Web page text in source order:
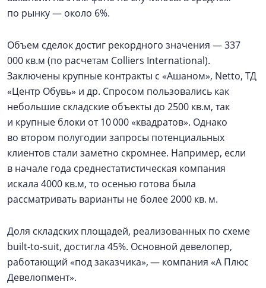
по рынку — около 6%.
Объем сделок достиг рекордного значения — 337
000 кв.м (по расчетам Colliers International).
Заключены крупные контракты с «Ашаном», Netto, ТД
«Центр Обувь» и др. Спросом пользовались как
небольшие складские объекты до 2500 кв.м, так
и крупные блоки от 10 000 «квадратов». Однако
во втором полугодии запросы потенциальных
клиентов стали заметно скромнее. Например, если
в начале года среднестатистическая компания
искала 4000 кв.м, то осенью готова была
рассматривать варианты не более 2000 кв. м.
Доля складских площадей, реализованных по схеме
built-to-suit, достигла 45%. Основной девелопер,
работающий «под заказчика», — компания «А Плюс
Девелопмент».